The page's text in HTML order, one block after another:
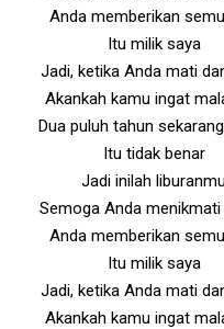
Anda memberikan
Itu milik saya
Jadi, ketika Anda mati
Akankah kamu ingat
Dua puluh tahun
Itu tidak benar
Jadi inilah liburanmu
Semoga Anda menikmati
Anda memberikan
Itu milik saya
Jadi, ketika Anda mati
Akankah kamu ingat